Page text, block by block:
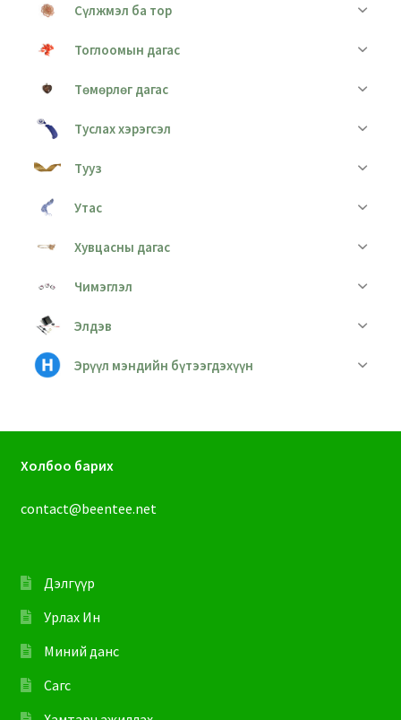
Сүлжмэл ба тор
Тоглоомын дагас
Төмөрлөг дагас
Туслах хэрэгсэл
Тууз
Утас
Хувцасны дагас
Чимэглэл
Элдэв
Эрүүл мэндийн бүтээгдэхүүн
Холбоо барих
contact@beentee.net
Дэлгүүр
Урлах Ин
Миний данс
Сагс